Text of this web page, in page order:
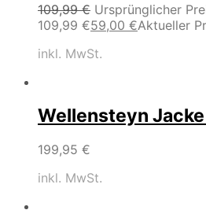
109,99€ Ursprünglicher
109,99 €59,00 €Aktueller
inkl. MwSt.
Wellensteyn
199,95 €
inkl. MwSt.